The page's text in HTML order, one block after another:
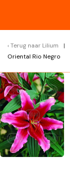
Terug naar Lilium
Oriental Rio Negro